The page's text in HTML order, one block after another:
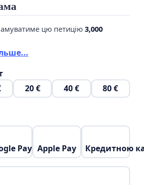
цю петицію 3,000
20 € 40 € 80 €
Pay Apple Pay Кредитною